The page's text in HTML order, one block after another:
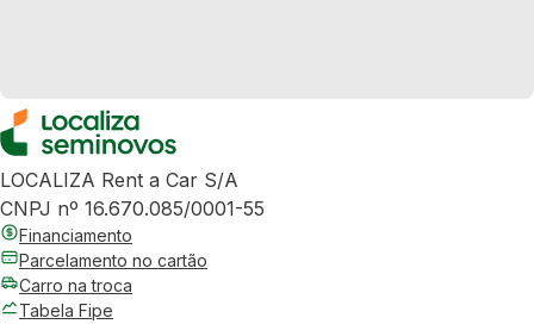
LOCALIZA Rent a Car S/A
CNPJ nº 16.670.085/0001-55
Financiamento
Parcelamento no cartão
Carro na troca
Tabela Fipe